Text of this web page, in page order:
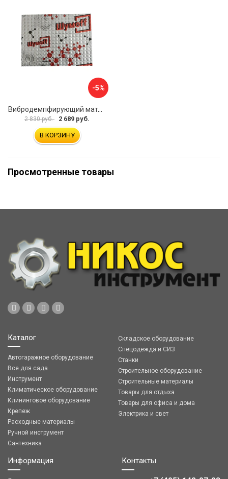
-5%
Вибродемпфирующий материал Шумофф Микс Ф УТ000000308
2 830 руб. 2 689 руб.
В КОРЗИНУ
Просмотренные товары
Каталог
Автогаражное оборудование
Все для сада
Инструмент
Климатическое оборудование
Клининговое оборудование
Крепеж
Расходные материалы
Ручной инструмент
Сантехника
Складское оборудование
Спецодежда и СИЗ
Станки
Строительное оборудование
Строительные материалы
Товары для отдыха
Товары для офиса и дома
Электрика и свет
Информация Контакты